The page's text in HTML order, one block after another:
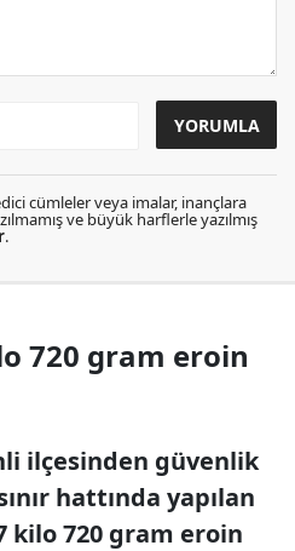
cümleler veya imalar, inançlara
ve büyük harflerle yazılmış
.
720 gram eroin
ilçesinden güvenlik
hattında yapılan
kilo 720 gram eroin